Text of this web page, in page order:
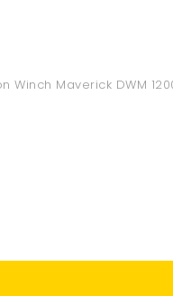
Winch Maverick DWM